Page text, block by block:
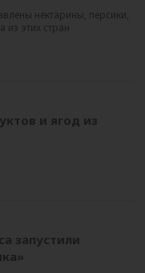
нектарины, персики,
этих стран
и ягод из
запустили